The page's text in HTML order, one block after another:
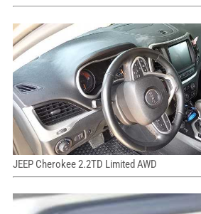
JEEP Cherokee 2.2TD Limited AWD